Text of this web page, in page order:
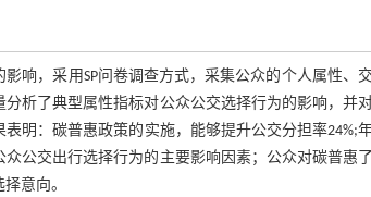
响，采用SP问卷调查方式，采集公众的个人属性
分析了典型属性指标对公众公交选择行为的影响，并
明：碳普惠政策的实施，能够提升公交分担率24%;
公交出行选择行为的主要影响因素；公众对碳普惠
意向。